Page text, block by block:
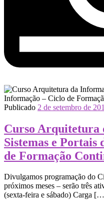
Publicado 2 de setembro de
Curso Arquitetura
Sistemas e Portais
de Formação
Divulgamos programação do
próximos meses – serão três
(sexta-feira e sábado) Carga